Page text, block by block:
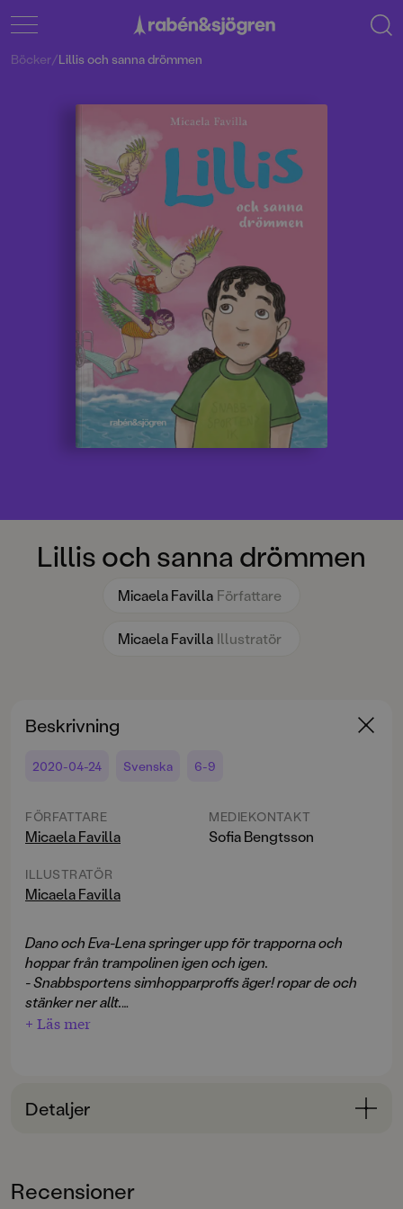
Lillis och sanna drömmen
Micaela Favilla Författare
Micaela Favilla Illustratör
Böcker/Lillis och sanna drömmen
Beskrivning
2020-04-24 Svenska 6-9
FÖRFATTARE
Micaela Favilla
ILLUSTRATÖR
Micaela Favilla
MEDIEKONTAKT
Sofia Bengtsson
Dano och Eva-Lena springer upp för trapporna och
hoppar från trampolinen igen och igen.
- Snabbsportens simhopparproffs äger! ropar de och
stänker ner allt.
Lillis kan ju inte bara stå och glo. Snabbsportens IK var
Lillis har sett riktiga simhoppare på tv. Det ser ut som
fågelmänniskor i en overklig dröm. Hjärtat studsar som
Men kroppen rör sig inte.
+ Läs mer
Detaljer
6-9
Recensioner